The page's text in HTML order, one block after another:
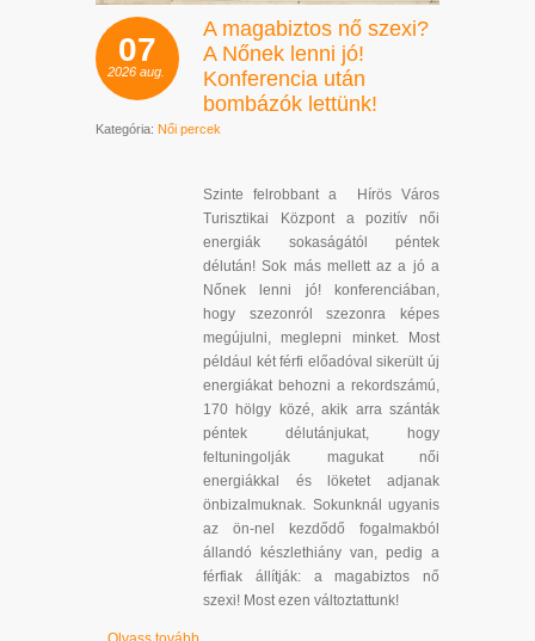
07
2026 aug.
A magabiztos nő szexi?
A Nőnek lenni jó!
Konferencia után
bombázók lettünk!
Kategória: Női percek
Szinte felrobbant a Hírös Város
Turisztikai Központ a pozitív női
energiák sokaságától péntek
délután! Sok más mellett az a jó a
Nőnek lenni jó! konferenciában,
hogy szezonról szezonra képes
megújulni, meglepni minket. Most
például két férfi előadóval sikerült új
energiákat behozni a rekordszámú,
170 hölgy közé, akik arra szánták
péntek délutánjukat, hogy
feltuningolják magukat női
energiákkal és löketet adjanak
önbizalmuknak. Sokunknál ugyanis
az ön-nel kezdődő fogalmakból
állandó készlethiány van, pedig a
férfiak állítják: a magabiztos nő
szexi! Most ezen változtattunk!